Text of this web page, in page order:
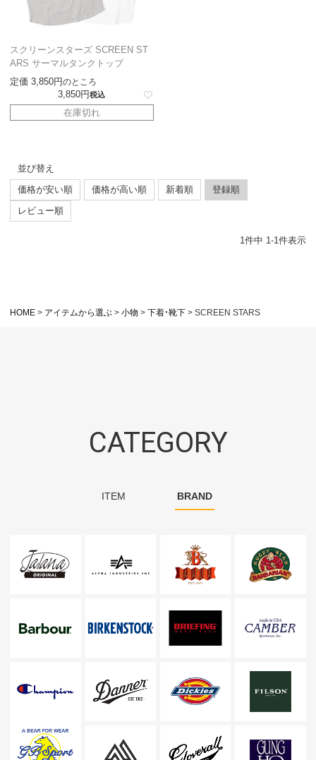
スクリーンスターズ SCREEN ST
ARS サーマルタンクトップ
定価 3,850 のところ
3,850 税込
在庫切れ
並び替え
価格が安い順
価格が高い順 新着順
登録順
レビュー順
1 件中 1 -1 件表示
HOME アイテムから選ぶ 小物 下着・靴下 SCREEN STARS
CATEGORY
ITEM BRAND